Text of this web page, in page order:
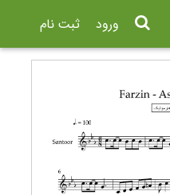
ثبت نام ورود